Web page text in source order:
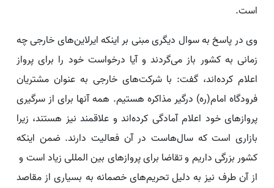
است.
وی در پاسخ به سوال دیگری مبنی بر اینکه ایرلاین‌های خارجی چه
زمانی به کشور باز می‌گردند و آیا درخواست خود را برای پرواز
اعلام کرده‌اند، گفت: با شرکت‌های خارجی به عنوان مشتریان
فرودگاه امام(ره) درگیر مذاکره هستیم. همه آنها برای از سرگیری
پروازهای خود اعلام آمادگی کرده‌اند و علاقمند نیز هستند، زیرا
بازاری است که سال‌هاست در آن فعالیت دارند. ضمن اینکه
کشور بزرگی داریم و تقاضا برای پروازهای بین المللی زیاد است و
از آن طرف نیز به دلیل تحریم‌های خصمانه به بسیاری از مقاصد